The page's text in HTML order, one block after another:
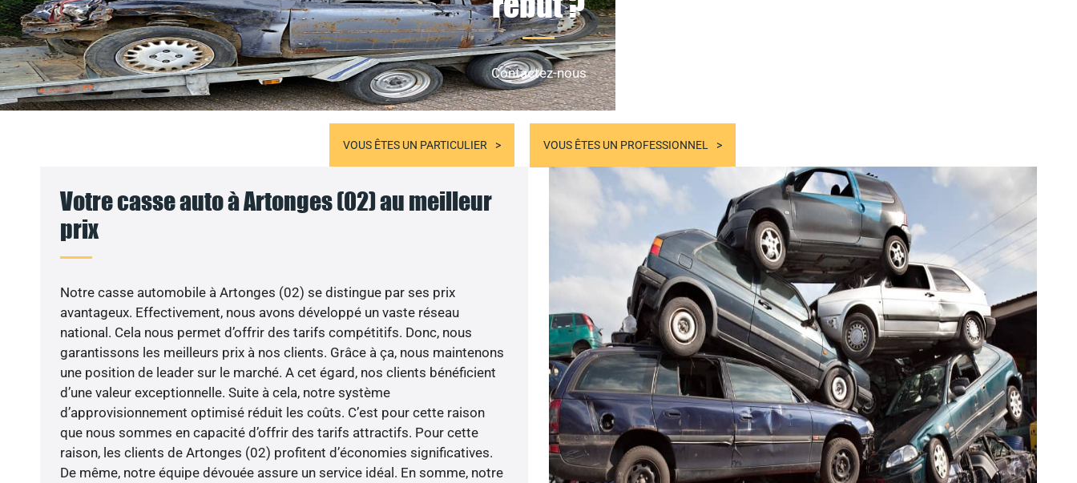
Contactez-nous
VOUS ÊTES UN PARTICULIER VOUS ÊTES UN PROFESSIONNEL
Votre casse auto à Artonges (02) au meilleur
prix
Notre casse automobile à Artonges (02) se distingue par ses prix
avantageux. Effectivement, nous avons développé un vaste réseau
national. Cela nous permet d’offrir des tarifs compétitifs. Donc, nous
garantissons les meilleurs prix à nos clients. Grâce à ça, nous maintenons
une position de leader sur le marché. A cet égard, nos clients bénéficient
d’une valeur exceptionnelle. Suite à cela, notre système
d’approvisionnement optimisé réduit les coûts. C’est pour cette raison
que nous sommes en capacité d’offrir des tarifs attractifs. Pour cette
raison, les clients de Artonges (02) profitent d’économies significatives.
De même, notre équipe dévouée assure un service idéal. En somme, notre